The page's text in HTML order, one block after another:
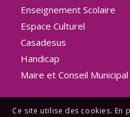
Enseignement Scolaire
Espace Culturel
Casadesus
Handicap
Maire et Conseil Municipal
Ce site utilise des cookies. En